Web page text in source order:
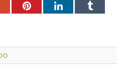
PinterestLinkedInTumblr